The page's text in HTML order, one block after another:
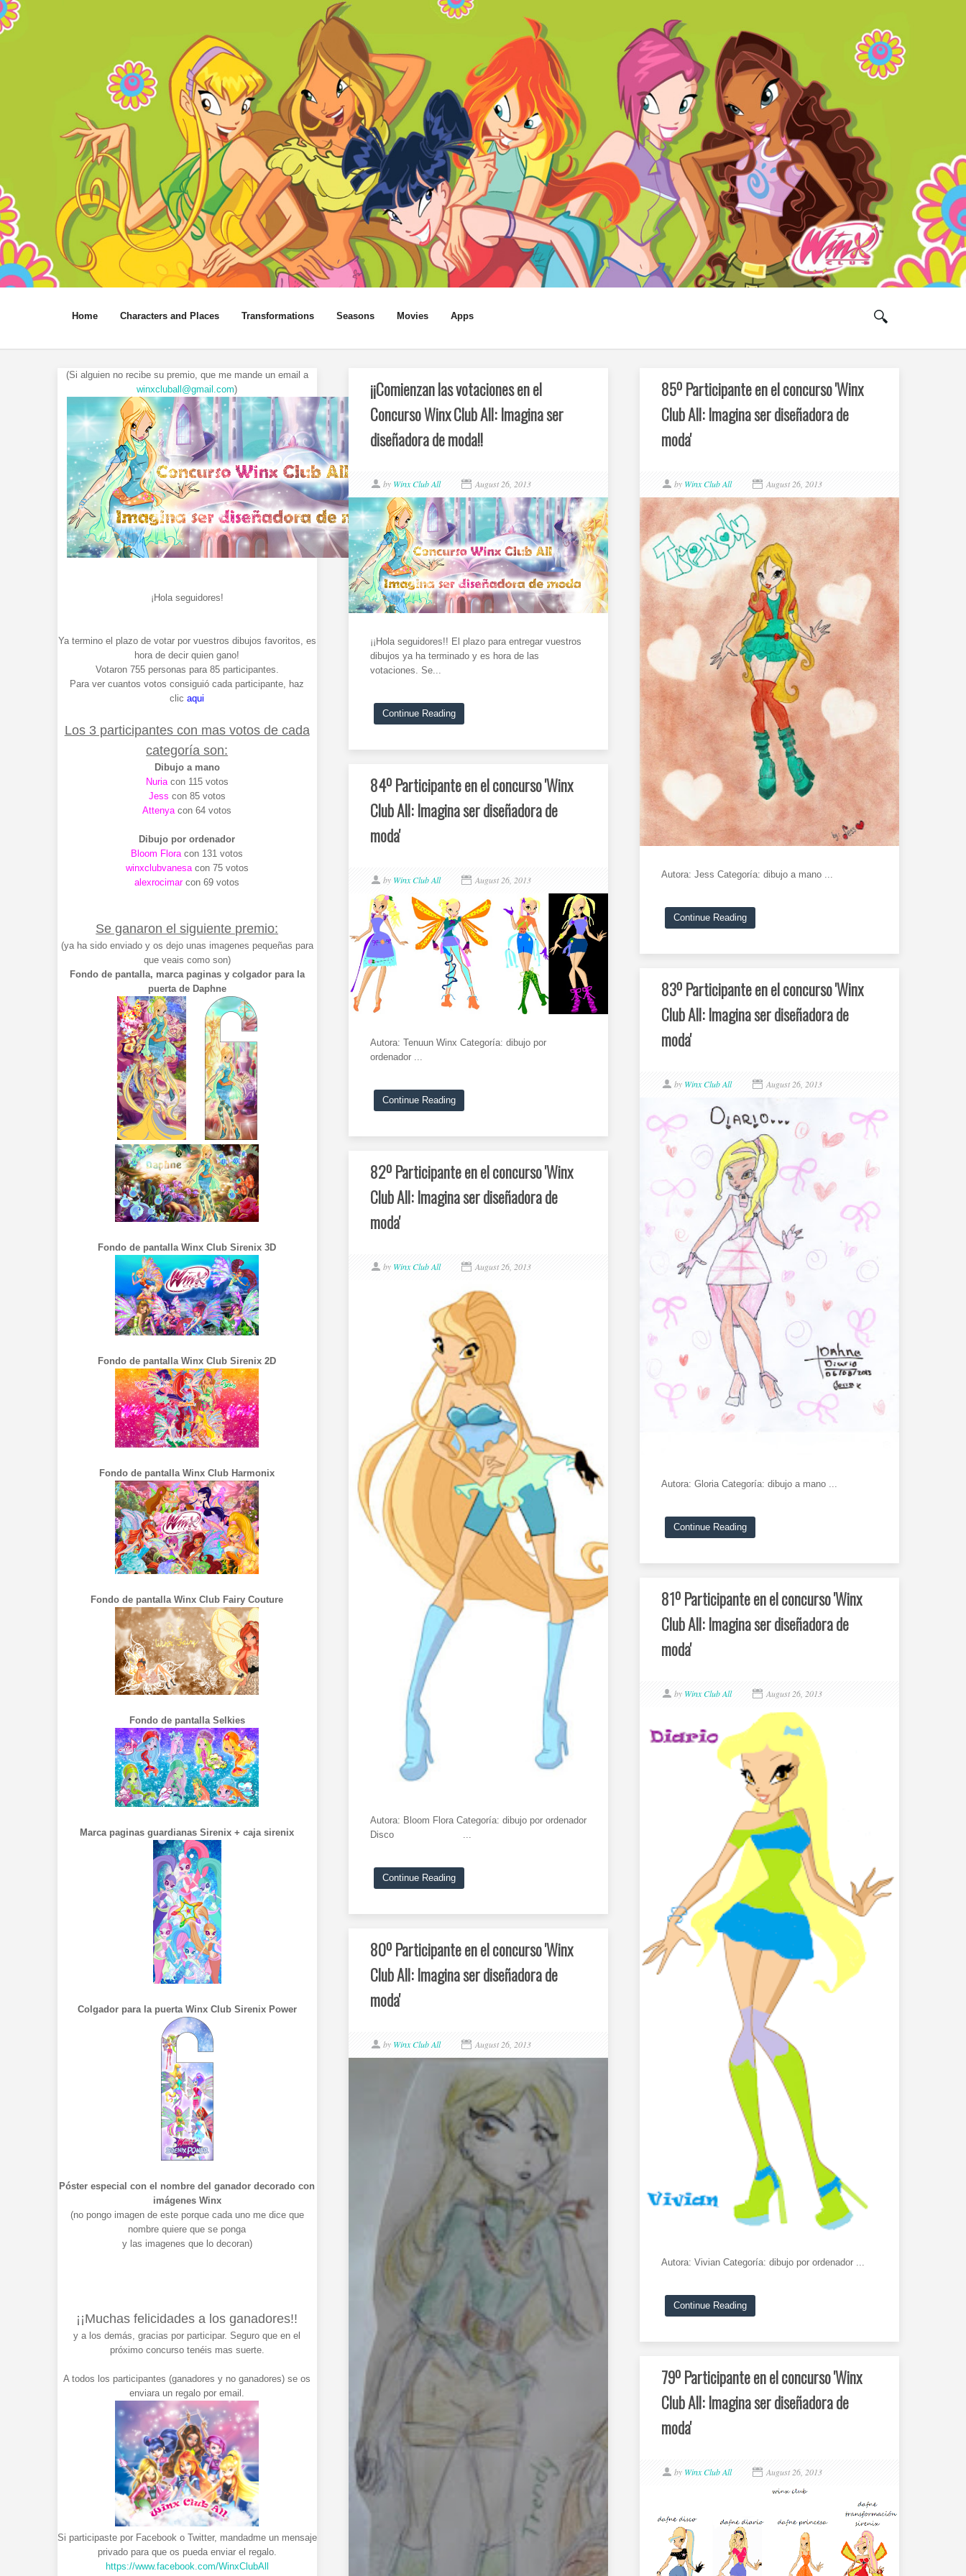
Home Characters and Places Transformations Seasons Movies Apps
(Si alguien no recibe su premio, que me mande un email a
winxcluball@gmail.com)
¡Hola seguidores!
Ya termino el plazo de votar por vuestros dibujos favoritos, es
hora de decir quien gano!
Votaron 755 personas para 85 participantes.
Para ver cuantos votos consiguió cada participante, haz
clicaqui
Los 3 participantes con mas votos de cada
categoría son:
Dibujo a mano
Nuriacon 115 votos
Jess con 85 votos
Attenya con 64 votos
Dibujo por ordenador
Bloom Flora con 131 votos
winxclubvanesacon 75 votos
alexrocimarcon 69 votos
Se ganaron el siguiente premio:
(ya ha sido enviado y os dejo unas imagenes pequeñas para
que veais como son)
Fondo de pantalla, marca paginas y colgador para la
puerta de Daphne
Fondo de pantalla Winx Club Sirenix 3D
Fondo de pantalla Winx Club Sirenix 2D
Fondo de pantalla Winx Club Harmonix
Fondo de pantalla Winx Club Fairy Couture
Fondo de pantalla Selkies
Marca paginas guardianas Sirenix + caja sirenix
Colgador para la puerta Winx Club Sirenix Power
Póster especial con el nombre del ganador decorado con
imágenes Winx
(no pongo imagen de este porque cada uno me dice que
nombre quiere que se ponga
y las imagenes que lo decoran)
¡¡Muchas felicidades a los ganadores!!
y a los demás, gracias por participar. Seguro que en el
próximo concurso tenéis mas suerte.
A todos los participantes (ganadores y no ganadores) se os
enviara un regalo por email.
Si participaste por Facebook o Twitter, mandadme un mensaje
privado para que os pueda enviar el regalo.
https://www.facebook.com/WinxClubAll
¡¡Comienzan las votaciones en el
Concurso Winx Club All: Imagina ser
diseñadora de moda!!
by Winx Club All August 26, 2013
¡¡Hola seguidores!! El plazo para entregar vuestros
dibujos ya ha terminado y es hora de las
votaciones. Se...
Continue Reading
85º Participante en el concurso 'Winx
Club All: Imagina ser diseñadora de
moda'
by Winx Club All August 26, 2013
Autora: Jess Categoría: dibujo a mano ...
Continue Reading
84º Participante en el concurso 'Winx
Club All: Imagina ser diseñadora de
moda'
by Winx Club All August 26, 2013
Autora: Tenuun Winx Categoría: dibujo por
ordenador ...
Continue Reading
83º Participante en el concurso 'Winx
Club All: Imagina ser diseñadora de
moda'
by Winx Club All August 26, 2013
Autora: Gloria Categoría: dibujo a mano ...
Continue Reading
82º Participante en el concurso 'Winx
Club All: Imagina ser diseñadora de
moda'
by Winx Club All August 26, 2013
Autora: Bloom Flora Categoría: dibujo por ordenador
Disco ...
Continue Reading
81º Participante en el concurso 'Winx
Club All: Imagina ser diseñadora de
moda'
by Winx Club All August 26, 2013
Autora: Vivian Categoría: dibujo por ordenador ...
Continue Reading
80º Participante en el concurso 'Winx
Club All: Imagina ser diseñadora de
moda'
by Winx Club All August 26, 2013
79º Participante en el concurso 'Winx
Club All: Imagina ser diseñadora de
moda'
by Winx Club All August 26, 2013